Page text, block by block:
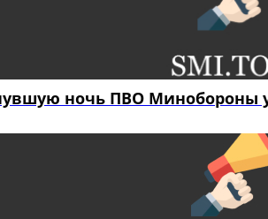
ночь ПВО Минобороны